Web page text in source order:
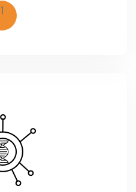
1